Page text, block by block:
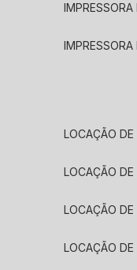
LOCAÇÃO
LOCAÇÃO
LOCAÇÃO
LOCAÇÃO